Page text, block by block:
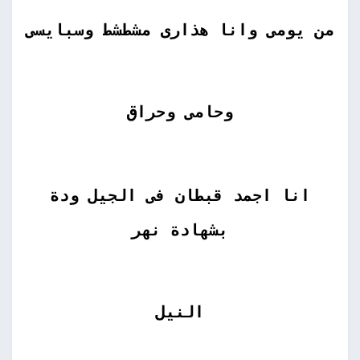
من يومى وانا هذارى مشطشط وسبايسى
وحامى وحراق
انا اجمد قبطان فى الجيل ودة
بشهادة نهر
النيل